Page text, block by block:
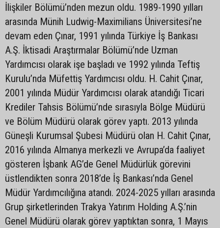
İlişkiler Bölümü’nden mezun oldu. 1989-1990 yılları
arasında Münih Ludwig-Maximilians Üniversitesi’ne
devam eden Çınar, 1991 yılında Türkiye İş Bankası
A.Ş. İktisadi Araştırmalar Bölümü’nde Uzman
Yardımcısı olarak işe başladı ve 1992 yılında Teftiş
Kurulu’nda Müfettiş Yardımcısı oldu. H. Cahit Çınar,
2001 yılında Müdür Yardımcısı olarak atandığı Ticari
Krediler Tahsis Bölümü’nde sırasıyla Bölge Müdürü
ve Bölüm Müdürü olarak görev yaptı. 2013 yılında
Güneşli Kurumsal Şubesi Müdürü olan H. Cahit Çınar,
2016 yılında Almanya merkezli ve Avrupa’da faaliyet
gösteren İşbank AG’de Genel Müdürlük görevini
üstlendikten sonra 2018’de İş Bankası’nda Genel
Müdür Yardımcılığına atandı. 2024-2025 yılları arasında
Grup şirketlerinden Trakya Yatırım Holding A.Ş.’nin
Genel Müdürü olarak görev yaptıktan sonra, 1 Mayıs